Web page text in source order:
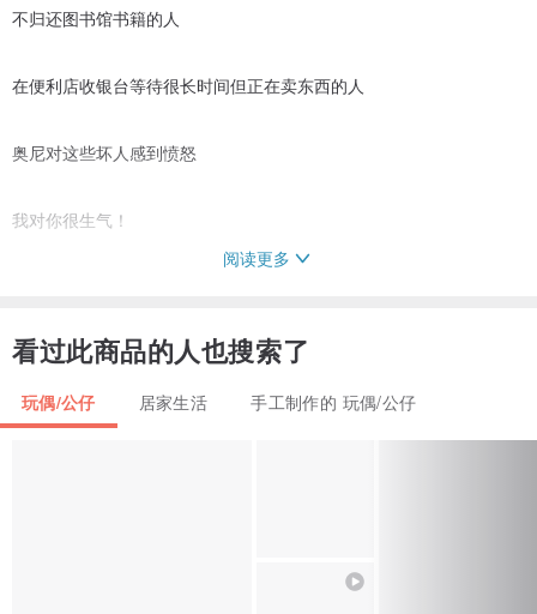
不归还图书馆书籍的人
在便利店收银台等待很长时间但正在卖东西的人
奥尼对这些坏人感到愤怒
我对你很生气！
继续拨打投诉电话、发送投诉电子邮件、撰写投诉调查问卷、撰写投
阅读更多
看过此商品的人也搜索了
玩偶/公仔 居家生活 手工制作的 玩偶/公仔